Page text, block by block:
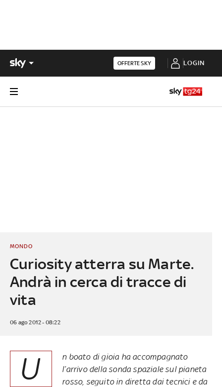
OFFERTE SKY LOGIN
Curiosity atterra su Marte.
Andrà in cerca di tracce di
vita
MONDO
06 ago 2012 - 08:22
U
n boato di gioia ha accompagnato
l’arrivo della sonda spaziale sul pianeta
rosso, seguito in diretta dai tecnici e da